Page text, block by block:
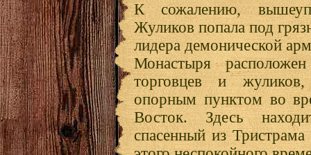
К сожалению,
Жуликов попала под
лидера демонической
Монастыря
торговцев и
опорным пунктом во
Восток. Здесь
спасенный из